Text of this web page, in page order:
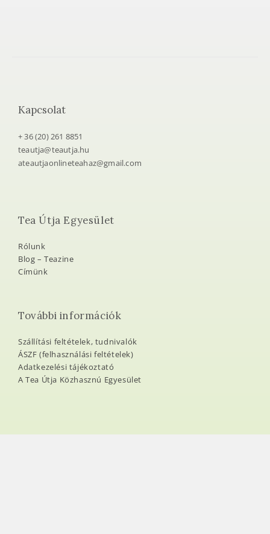
Kapcsolat
+ 36 (20) 261 8851
teautja@teautja.hu
ateautjaonlineteahaz@gmail.com
Tea Útja Egyesület
Rólunk
Blog – Teazine
Címünk
További információk
Szállítási feltételek, tudnivalók
ÁSZF (felhasználási feltételek)
Adatkezelési tájékoztató
A Tea Útja Közhasznú Egyesület